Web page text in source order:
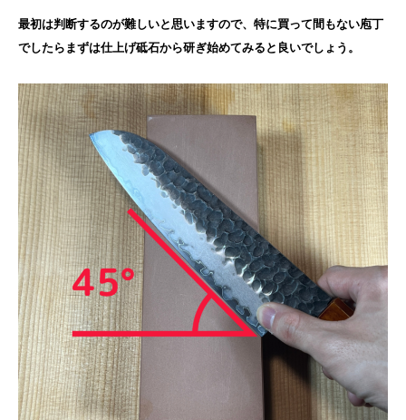
最初は判断するのが難しいと思いますので、特に買って間もない庖丁
でしたらまずは仕上げ砥石から研ぎ始めてみると良いでしょう。